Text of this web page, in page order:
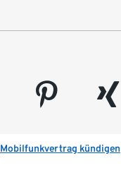
pinterest xing
Mobilfunkvertrag kündigen